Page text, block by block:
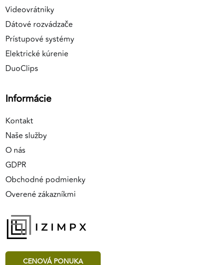
Videovrátniky
Dátové rozvádzače
Prístupové systémy
Elektrické kúrenie
DuoClips
Informácie
Kontakt
Naše služby
O nás
GDPR
Obchodné podmienky
Overené zákazníkmi
CENOVÁ PONUKA